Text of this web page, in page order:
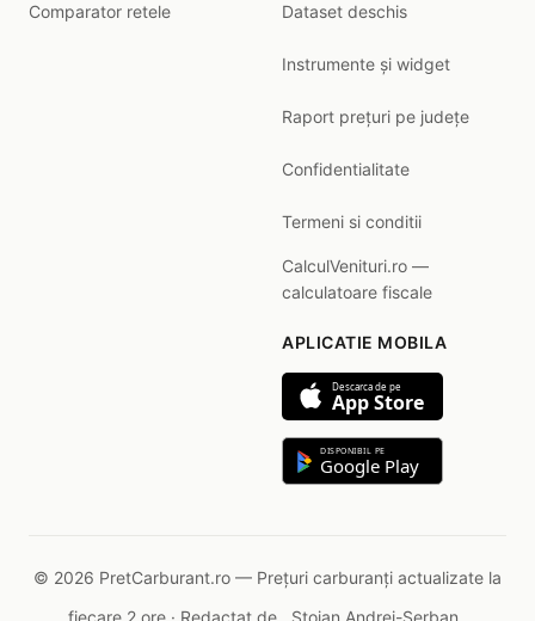
Comparator retele Dataset deschis
Instrumente și widget
Raport prețuri pe județe
Confidentialitate
Termeni si conditii
CalculVenituri.ro —
calculatoare fiscale
APLICATIE MOBILA
Descarca de pe
App Store
DISPONIBIL PE
Google Play
© 2026 PretCarburant.ro — Prețuri carburanți actualizate la
fiecare 2 ore · Redactat de
Stoian Andrei-Șerban